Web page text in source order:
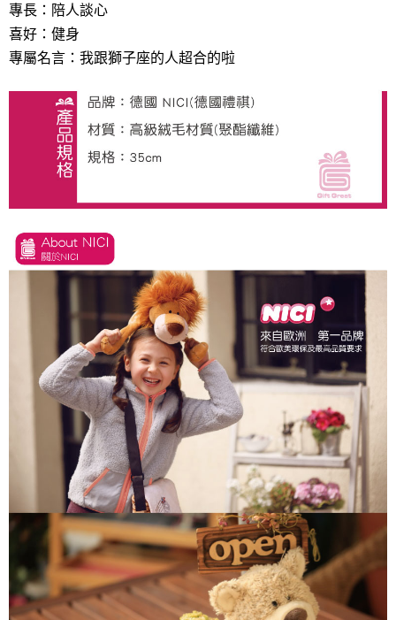
任。
４．使用「AFTEE先享後付」時，將依據個別帳號之用戶狀況，依本公司即
時審查核予不同之上限額度；若仍有額度不足之情形，本公司將視審查結果
請求用戶進行身份認證。
恩沛科技股份有限公司將有權停止該用戶之使用額度並採取法律行動。
專長：陪人談心
喜好：健身
專屬名言：我跟獅子座的人超合的啦